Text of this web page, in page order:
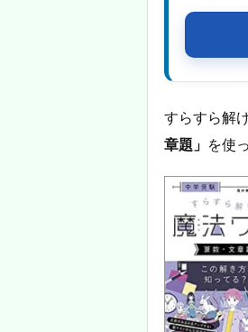
すらすら解
章題」 を使